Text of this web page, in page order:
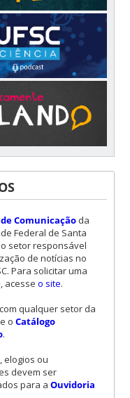
Comunicaçãoda
Federal de Santa
setor responsável
de notícias no
Para solicitar uma
acesse o site.
qualquer setor da
o Catálogo
.
elogios ou
devem ser
para a Ouvidoria